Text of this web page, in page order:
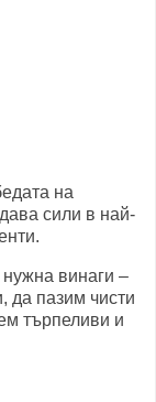
на
сили в най-
винаги –
да пазим чисти
търпеливи и